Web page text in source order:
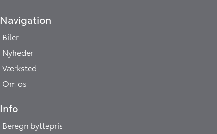
Navigation
Biler
Nyheder
Værksted
Om os
Info
Beregn byttepris